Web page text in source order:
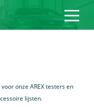
onze AREX testers en
lijsten.